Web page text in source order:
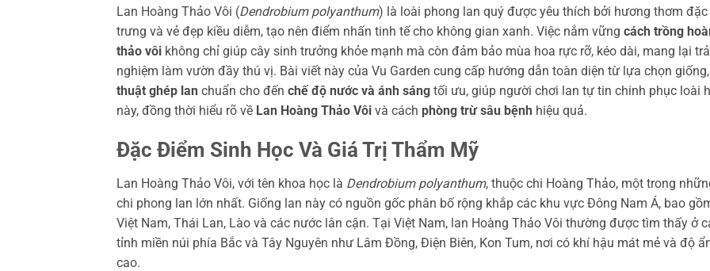
Lan Hoàng Thảo Vôi (Dendrobium polyanthum) là loài phong lan quý được yêu thích bởi hương thơm đặc
trưng và vẻ đẹp kiều diễm, tạo nên điểm nhấn tinh tế cho không gian xanh. Việc nắm vững cách trồng
thảo vôi không chỉ giúp cây sinh trưởng khỏe mạnh mà còn đảm bảo mùa hoa rực rỡ, kéo dài, mang lại
nghiệm làm vườn đầy thú vị. Bài viết này của Vu Garden cung cấp hướng dẫn toàn diện từ lựa chọn giống,
thuật ghép lan chuẩn cho đến chế độ nước và ánh sáng tối ưu, giúp người chơi lan tự tin chinh phục loài
này, đồng thời hiểu rõ về Lan Hoàng Thảo Vôi và cách phòng trừ sâu bệnh hiệu quả.
Đặc Điểm Sinh Học Và Giá Trị Thẩm Mỹ
Lan Hoàng Thảo Vôi, với tên khoa học là Dendrobium polyanthum, thuộc chi Hoàng Thảo, một trong
chi phong lan lớn nhất. Giống lan này có nguồn gốc phân bố rộng khắp các khu vực Đông Nam Á, bao
Việt Nam, Thái Lan, Lào và các nước lân cận. Tại Việt Nam, lan Hoàng Thảo Vôi thường được tìm thấy ở
tỉnh miền núi phía Bắc và Tây Nguyên như Lâm Đồng, Điện Biên, Kon Tum, nơi có khí hậu mát mẻ và độ
cao.